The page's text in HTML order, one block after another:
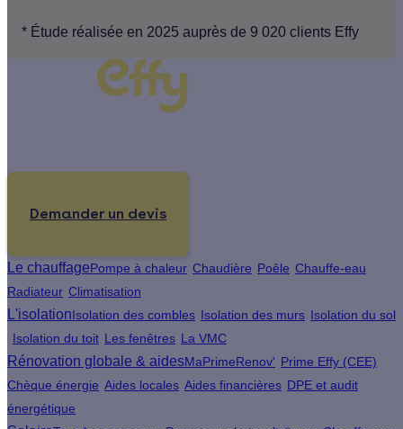
* Étude réalisée en 2025 auprès de 9 020 clients Effy
Demander un devis
Le chauffagePompe à chaleur Chaudière Poêle Chauffe-eau
Radiateur Climatisation
L'isolationIsolation des combles Isolation des murs Isolation du sol
Isolation du toit Les fenêtres La VMC
Rénovation globale & aidesMaPrimeRenov' Prime Effy (CEE)
Chèque énergie Aides locales Aides financières DPE et audit
énergétique